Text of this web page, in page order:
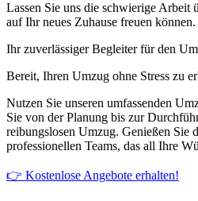
Lassen Sie uns die schwierige Arbeit
auf Ihr neues Zuhause freuen können.
Ihr zuverlässiger Begleiter für den
Bereit, Ihren Umzug ohne Stress zu
Nutzen Sie unseren umfassenden
Sie von der Planung bis zur
reibungslosen Umzug. Genießen Sie
professionellen Teams, das all Ihre
👉 Kostenlose Angebote erhalten!